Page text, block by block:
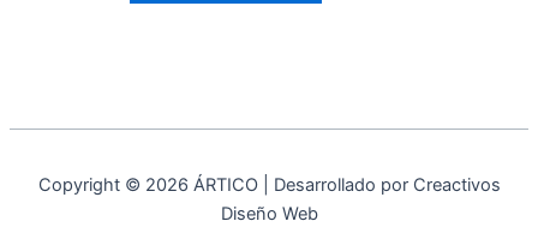
Copyright © 2026 ÁRTICO | Desarrollado por Creactivos
Diseño Web